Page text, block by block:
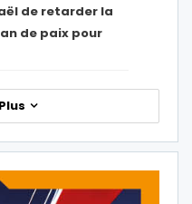
de retarder la
de paix pour